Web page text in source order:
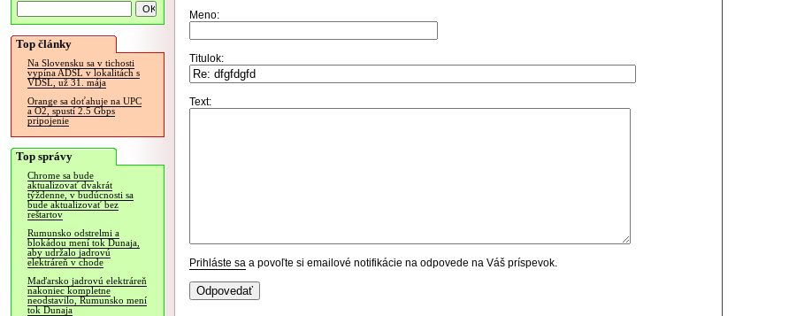
Top články
Na Slovensku sa v tichosti
vypína ADSL v lokalitách s
VDSL, už 31. mája
Orange sa doťahuje na UPC
a O2, spustí 2.5 Gbps
pripojenie
Top správy
Chrome sa bude
aktualizovať dvakrát
týždenne, v budúcnosti sa
bude aktualizovať bez
reštartov
Rumunsko odstrelmi a
blokádou mení tok Dunaja,
aby udržalo jadrovú
elektráreň v chode
Maďarsko jadrovú elektráreň
nakoniec kompletne
neodstavilo, Rumunsko mení
tok Dunaja
Meno:
Titulok:
Text:
Prihláste sa a povoľte si emailové notifikácie na odpovede na Váš príspevok.